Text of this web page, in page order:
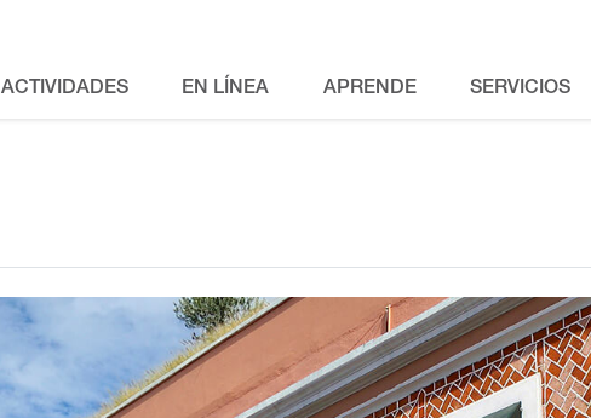
ACTIVIDADES EN LÍNEA APRENDE SERVICIOS